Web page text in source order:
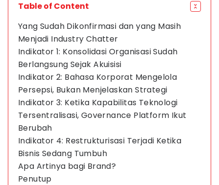
Table of Content
Yang Sudah Dikonfirmasi dan yang Masih
Menjadi Industry Chatter
Indikator 1: Konsolidasi Organisasi Sudah
Berlangsung Sejak Akuisisi
Indikator 2: Bahasa Korporat Mengelola
Persepsi, Bukan Menjelaskan Strategi
Indikator 3: Ketika Kapabilitas Teknologi
Tersentralisasi, Governance Platform Ikut
Berubah
Indikator 4: Restrukturisasi Terjadi Ketika
Bisnis Sedang Tumbuh
Apa Artinya bagi Brand?
Penutup